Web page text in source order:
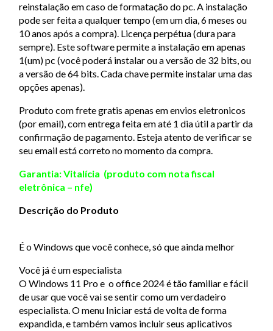
reinstalação em caso de formatação do pc. A instalação
pode ser feita a qualquer tempo (em um dia, 6 meses ou
10 anos após a compra). Licença perpétua (dura para
sempre). Este software permite a instalação em apenas
1(um) pc (você poderá instalar ou a versão de 32 bits, ou
a versão de 64 bits. Cada chave permite instalar uma das
opções apenas).
Produto com frete gratis apenas em envios eletronicos
(por email), com entrega feita em até 1 dia útil a partir da
confirmação de pagamento. Esteja atento de verificar se
seu email está correto no momento da compra.
Garantia: Vitalícia (produto com nota fiscal
eletrônica – nfe)
Descrição do Produto
É o Windows que você conhece, só que ainda melhor
Você já é um especialista
O Windows 11 Pro e o office 2024 é tão familiar e fácil
de usar que você vai se sentir como um verdadeiro
especialista. O menu Iniciar está de volta de forma
expandida, e também vamos incluir seus aplicativos